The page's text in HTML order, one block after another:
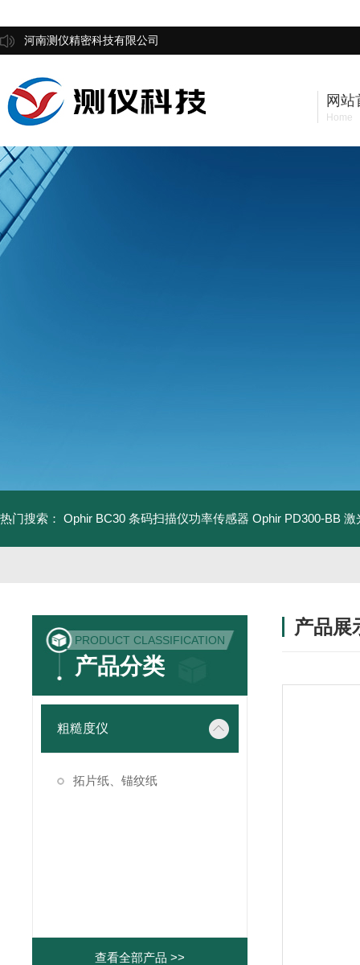
河南测仪精密科技有限公司
网站
Home
热门搜索： Ophir BC30 条码扫描仪功率传感器 Ophir PD300-BB
PRODUCT CLASSIFICATION
产品分类
粗糙度仪
拓片纸、锚纹纸
查看全部产品 >>
产品展